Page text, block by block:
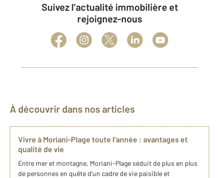
Suivez l’actualité immobilière et
rejoignez-nous
À découvrir dans nos articles
Vivre à Moriani-Plage toute l’année : avantages et
qualité de vie
Entre mer et montagne, Moriani-Plage séduit de plus en plus
de personnes en quête d’un cadre de vie paisible et